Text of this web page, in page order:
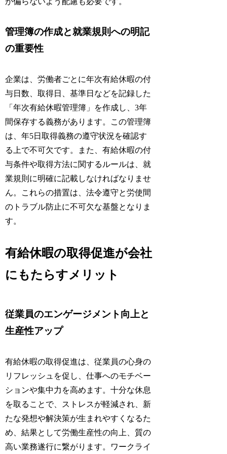
管理簿の作成と就業規則への明記
の重要性
企業は、労働者ごとに年次有給休暇の付
与日数、取得日、基準日などを記録した
「年次有給休暇管理簿」を作成し、3年
間保存する義務があります。この管理簿
は、年5日取得義務の遵守状況を確認す
る上で不可欠です。また、有給休暇の付
与条件や取得方法に関するルールは、就
業規則に明確に記載しなければなりませ
ん。これらの措置は、法令遵守と労使間
のトラブル防止に不可欠な基盤となりま
す。
有給休暇の取得促進が会社
にもたらすメリット
従業員のエンゲージメント向上と
生産性アップ
有給休暇の取得促進は、従業員の心身の
リフレッシュを促し、仕事へのモチベー
ションや集中力を高めます。十分な休息
を取ることで、ストレスが軽減され、新
たな発想や解決策が生まれやすくなるた
め、結果として労働生産性の向上、質の
高い業務遂行に繋がります。ワークライ